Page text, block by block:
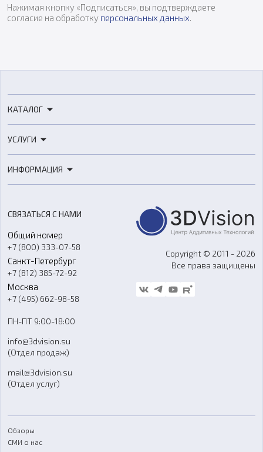
Нажимая кнопку «Подписаться», вы подтверждаете
согласие на обработку персональных данных
КАТАЛОГ
3D-сканеры
Расходные материалы
Оборудование и материалы для вакуумного литья
Аксессуары и прочее оборудование
Программное обеспечение
УСЛУГИ
3D-моделирование
Ремонт и услуги
ИНФОРМАЦИЯ
О компании
Контакты
Гос. закупки
Стать дилером
Блог
FAQ
СВЯЗАТЬСЯ С НАМИ
Общий номер
+7 (800) 333-07-58
Санкт-Петербург
+7 (812) 385-72-92
Москва
+7 (495) 662-98-58
ПН-ПТ 9:00-18:00
info@3dvision.su
(Отдел продаж)
mail@3dvision.su
(Отдел услуг)
Copyright © 2011 - 2026
Все права защищены
Обзоры
СМИ о нас